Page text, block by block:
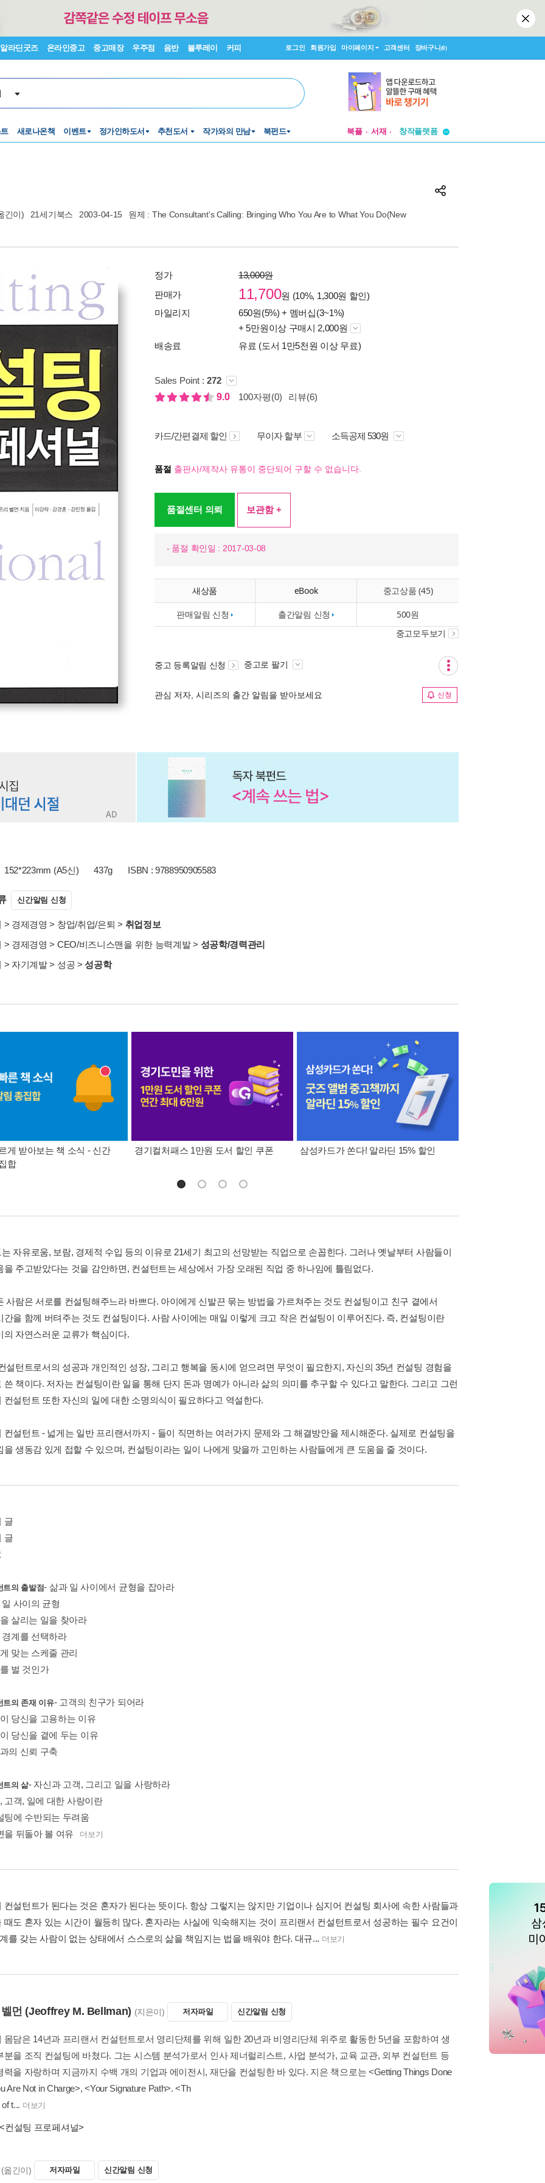
알라딘굿즈 온라인중고 중고매장 우주점 음반 블루레이 커피 로그인 회원가입 마이페이지 고객센터 장바구니(0)
새로나온책 이벤트 정가인하도서 추천도서 작가와의 만남 북펀드 북플 서재
창작플랫폼
긴이) 21세기북스 2003-04-15 원제 : The Consultant's Calling: Bringing Who You Are to What You Do(New
정가
13,000원
판매가
11,700원 (10%, 1,300원 할인)
마일리지
650원(5%) + 멤버십(3~1%)
+ 5만원이상 구매시 2,000원
배송료
유료 (도서 1만5천원 이상 무료)
Sales Point : 272
9.0
100자평(0) 리뷰(6)
카드/간편결제 할인 무이자 할부 소득공제 530원
품절 출판사/제작사 유통이 중단되어 구할 수 없습니다.
품절센터 의뢰 보관함 +
- 품절 확인일 : 2017-03-08
새상품 eBook 중고상품 (45)
판매알림 신청 출간알림 신청 500원
중고모두보기
중고 등록알림 신청 중고로 팔기
관심 저자, 시리즈의 출간 알림을 받아보세요 신청
152*223mm (A5신) 437g ISBN : 9788950905583
신간알림 신청
> 경제경영 > 창업/취업/은퇴 > 취업정보
> 경제경영 > CEO/비즈니스맨을 위한 능력계발> 성공학/경력관리
> 자기계발> 성공 >성공학
게 받아보는 책 소식 - 신간
합
경기컬처패스 1만원 도서 할인 쿠폰 삼성카드가 쏜다! 알라딘 15% 할인
자유로움, 보람, 경제적 수입 등의 이유로 21세기 최고의 선망받는 직업으로 손꼽힌다. 그러나 옛날부터 사람들이
을 주고받았다는 것을 감안하면, 컨설턴트는 세상에서 가장 오래된 직업 중 하나임에 틀림없다.
사람은 서로를 컨설팅해주느라 바쁘다. 아이에게 신발끈 묶는 방법을 가르쳐주는 것도 컨설팅이고 친구 곁에서
간을 함께 버텨주는 것도 컨설팅이다. 사람 사이에는 매일 이렇게 크고 작은 컨설팅이 이루어진다. 즉, 컨설팅이란
의 자연스러운 교류가 핵심이다.
설턴트로서의 성공과 개인적인 성장, 그리고 행복을 동시에 얻으려면 무엇이 필요한지, 자신의 35년 컨설팅 경험을
쓴 책이다. 저자는 컨설팅이란 일을 통해 단지 돈과 명예가 아니라 삶의 의미를 추구할 수 있다고 말한다. 그리고 그런
컨설턴트 또한 자신의 일에 대한 소명의식이 필요하다고 역설한다.
컨설턴트 - 넓게는 일반 프리랜서까지 - 들이 직면하는 여러가지 문제와 그 해결방안을 제시해준다. 실제로 컨설팅을
을 생동감 있게 접할 수 있으며, 컨설팅이라는 일이 나에게 맞을까 고민하는 사람들에게 큰 도움을 줄 것이다.
글
글
트의 출발점- 삶과 일 사이에서 균형을 잡아라
사이의 균형
살리는 일을 찾아라
계를 선택하라
맞는 스케줄 관리
벌 것인가
트의 존재 이유- 고객의 친구가 되어라
당신을 고용하는 이유
당신을 곁에 두는 이유
의 신뢰 구축
트의 삶- 자신과 고객, 그리고 일을 사랑하라
고객, 일에 대한 사랑이란
팅에 수반되는 두려움
을 뒤돌아 볼 여유
더보기
컨설턴트가 된다는 것은 혼자가 된다는 뜻이다. 항상 그렇지는 않지만 기업이나 심지어 컨설팅 회사에 속한 사람들과
때도 혼자 있는 시간이 월등히 많다. 혼자라는 사실에 익숙해지는 것이 프리랜서 컨설턴트로서 성공하는 필수 요건이
를 갖는 사람이 없는 상태에서 스스로의 삶을 책임지는 법을 배워야 한다. 대규... 더보기
먼 (Jeoffrey M. Bellman) (지은이) 저자파일 신간알림 신청
몸담은 14년과 프리랜서 컨설턴트로서 영리단체를 위해 일한 20년과 비영리단체 위주로 활동한 5년을 포함하여 생
분을 조직 컨설팅에 바쳤다. 그는 시스템 분석가로서 인사 제너럴리스트, 사업 분석가, 교육 교관, 외부 컨설턴트 등
력을 자랑하며 지금까지 수백 개의 기업과 에이전시, 재단을 컨설팅한 바 있다. 지은 책으로는 <Getting Things Done
Are Not in Charge>, <Your Signature Path>. <Th
t... 더보기
<컨설팅 프로페셔널>
(옮긴이) 저자파일 신간알림 신청